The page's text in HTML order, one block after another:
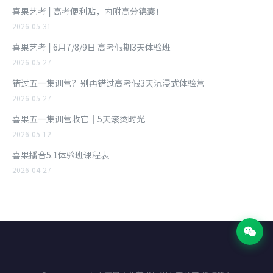
喜果艺考 | 高考便利贴，内附高分锦囊！
2026-05-31
喜果艺考 | 6月7/8/9日 高考假期3天体验班
2026-05-27
错过五一集训营？别再错过高考假3天沉浸式体验营
2026-05-27
喜果五一集训营收官｜5天滚烫时光
2026-05-12
喜果播音5.1体验班课程表
2026-04-27